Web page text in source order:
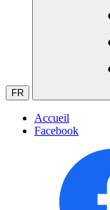
FR
Accueil
Facebook